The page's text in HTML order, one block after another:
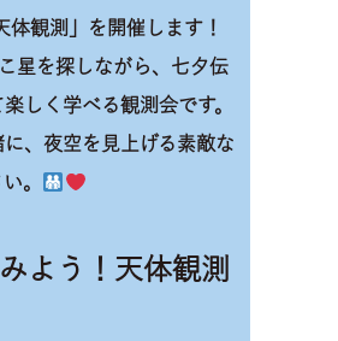
体観測」を開催します！
星を探しながら、七夕伝
しく学べる観測会です。
、夜空を見上げる素敵な
。
よう！天体観測